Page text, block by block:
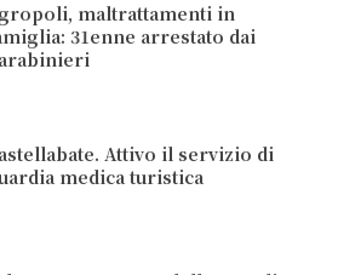
maltrattamenti in
31enne arrestato dai
Attivo il servizio di
medica turistica